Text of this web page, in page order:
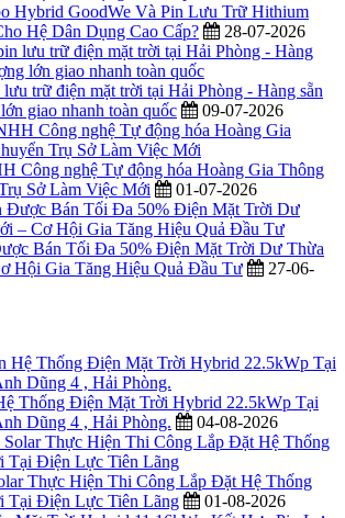
Hybrid GoodWe Và Pin Lưu Trữ Hithium
Hệ Dân Dụng Cao Cấp?
28-07-2026
trữ điện mặt trời tại Hải Phòng - Hàng sẵn
giao nhanh toàn quốc
09-07-2026
Công nghệ Tự động hóa Hoàng Gia Thông
Sở Làm Việc Mới
01-07-2026
Bán Tối Đa 50% Điện Mặt Trời Dư Thừa
Hội Gia Tăng Hiệu Quả Đầu Tư
27-06-
Thống Điện Mặt Trời Hybrid 22.5kWp Tại
Dũng 4 , Hải Phòng.
04-08-2026
Thực Hiện Thi Công Lắp Đặt Hệ Thống
Tại Điện Lực Tiên Lãng
01-08-2026